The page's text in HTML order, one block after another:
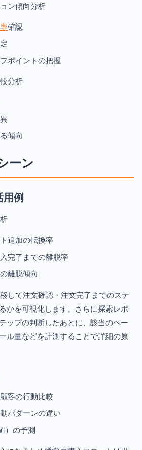
ン傾向分析
確認
ポイントの把握
分析
傾向
ーン
用例
追加の転換率
完了までの離脱率
離脱傾向
して注文確認・注文完了までのステ
かを可視化します。さらに探索レポ
ップの判断したあとに、該当のペー
ル量などを計測することで詳細の原
客の行動比較
パターンの違い
）の予測